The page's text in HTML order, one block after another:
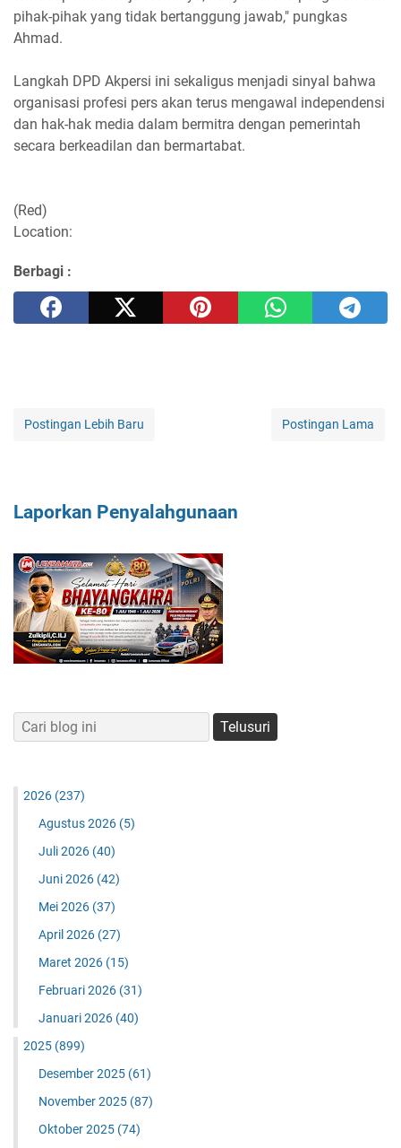
pihak-pihak yang tidak bertanggung jawab," pungkas
Ahmad.
Langkah DPD Akpersi ini sekaligus menjadi sinyal bahwa
organisasi profesi pers akan terus mengawal independensi
dan hak-hak media dalam bermitra dengan pemerintah
secara berkeadilan dan bermartabat.
(Red)
Location:
Berbagi :
Postingan Lebih Baru Postingan Lama
Laporkan Penyalahgunaan
2026 (237)
Agustus 2026 (5)
Juli 2026 (40)
Juni 2026 (42)
Mei 2026 (37)
April 2026 (27)
Maret 2026 (15)
Februari 2026 (31)
Januari 2026 (40)
2025 (899)
Desember 2025 (61)
November 2025 (87)
Oktober 2025 (74)